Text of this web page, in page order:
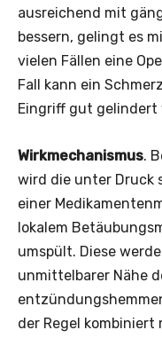
ausreichend mit
bessern, gelingt es
vielen Fällen eine
Fall kann ein
Eingriff gut gelindert
Wirkmechanismus.
wird die unter Druck
einer
lokalem
umspült. Diese
unmittelbarer Nähe
der Regel